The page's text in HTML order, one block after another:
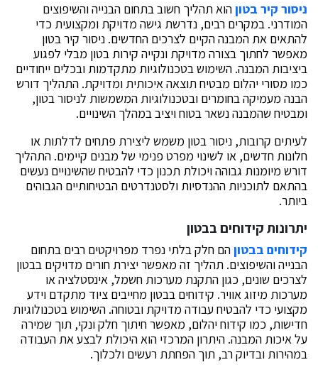
ניסור קיר בטוןהוא תהליך חשוב בתחום הבנייה והשיפוצים
המודרני. במקרים רבים, נדרשת גישה מדויקת ומקצועית כדי
להתאים את המבנה הקיים לצרכים החדשים. ניסור קיר בטון
מאפשר לחתוך בצורה מדויקת ונקייה קירות בטון מבלי לפגוע
ביציבות המבנה. השימוש בטכנולוגיות מתקדמות ובכלים ייחודיים
כמו מסורי יהלום מבטיח תוצאה איכותית ומדויקת. התהליך דורש
הבנה מעמיקה בחומרים ובטכנולוגיות המשמשות לניסור בטון,
ומבטיח שהמבנה נשאר בטוח ויציב במהלך השינויים.
לעיתים קרובות, ניסור בטון משמש ליצירת פתחים לדלתות או
חלונות חדשים, או לשינוי מפרט פנימי של מבנים קיימים. התהליך
דורש מיומנות גבוהה ויכולת תכנון כדי להבטיח שהשינויים נעשים
בהתאם לתוכניות ההנדסיות ולסטנדרטים הבטיחותיים הגבוהים
ביותר.
יתרונות קידוחים בבטון
קידוחים בבטוןהם חלק בלתי נפרד מפרויקטים רבים בתחום
הבנייה והשיפוצים. תהליך זה מאפשר יצירת חורים מדויקים בבטון
לצרכים שונים, כגון התקנת מערכות חשמל, אינסטלציה או
מערכות מיזוג אוויר. קידוחים בבטון מחייבים ציוד מתקדם וידע
מקצועי כדי להבטיח עבודה מדויקת ובטוחה. השימוש בטכנולוגיות
חדישות, כמו קידוח יהלום, מאפשר חיתוך חלק ונקי, תוך שמירה
על איכות המבנה. היתרון המרכזי הוא היכולת לבצע את העבודה
במהירות ובדיוק רב, תוך הפחתת רעשים ולכלוך.